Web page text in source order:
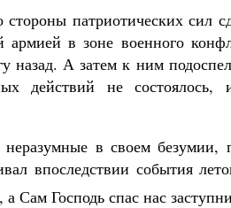
патриотических сил
армией в зоне военного
назад. А затем к ним
действий не
в своем
впоследствии события
а Сам Господь спас нас